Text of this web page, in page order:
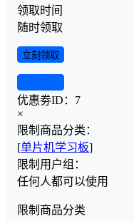
领取时间
随时领取
立刻领取
优惠劵ID： 7
×
限制商品分类：
[单片机学习板]
限制用户组：
任何人都可以使用
限制商品分类